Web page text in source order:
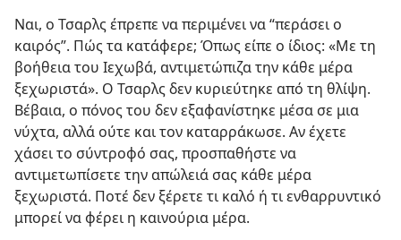
Ναι, ο Τσαρλς έπρεπε να περιμένει να “περάσει ο
καιρός”. Πώς τα κατάφερε; Όπως είπε ο ίδιος: «Με τη
βοήθεια του Ιεχωβά, αντιμετώπιζα την κάθε μέρα
ξεχωριστά». Ο Τσαρλς δεν κυριεύτηκε από τη θλίψη.
Βέβαια, ο πόνος του δεν εξαφανίστηκε μέσα σε μια
νύχτα, αλλά ούτε και τον καταρράκωσε. Αν έχετε
χάσει το σύντροφό σας, προσπαθήστε να
αντιμετωπίσετε την απώλειά σας κάθε μέρα
ξεχωριστά. Ποτέ δεν ξέρετε τι καλό ή τι ενθαρρυντικό
μπορεί να φέρει η καινούρια μέρα.